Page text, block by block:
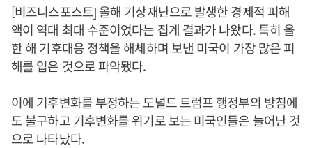
[비즈니스포스트] 올해 기상재난으로 발생한 경제적 피해
액이 역대 최대 수준이었다는 집계 결과가 나왔다. 특히 올
한 해 기후대응 정책을 해체하며 보낸 미국이 가장 많은 피
해를 입은 것으로 파악됐다.
이에 기후변화를 부정하는 도널드 트럼프 행정부의 방침에
도 불구하고 기후변화를 위기로 보는 미국인들은 늘어난 것
으로 나타났다.